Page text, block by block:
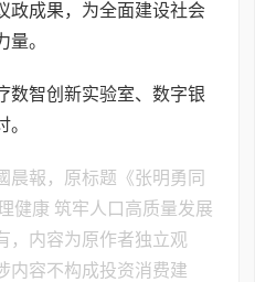
政成果，为全面建设社会
。
数智创新实验室、数字银
晨報，原标题《张明勇同
健康 筑牢人口高质量发展
，内容为原作者独立观
内容不构成投资消费建